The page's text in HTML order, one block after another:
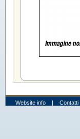
Website info | Contatti